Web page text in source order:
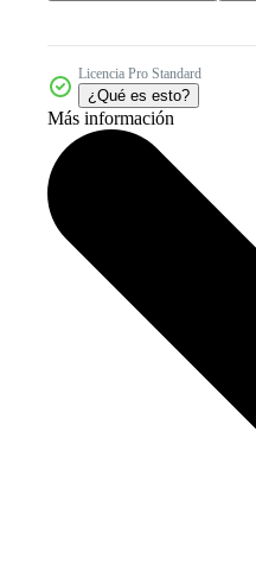
Licencia Pro Standard
¿Qué es esto?
Más información